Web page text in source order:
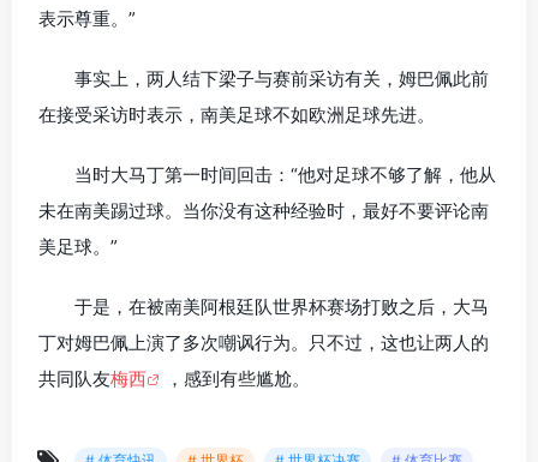
表示尊重。”
事实上，两人结下梁子与赛前采访有关，姆巴佩此前
在接受采访时表示，南美足球不如欧洲足球先进。
当时大马丁第一时间回击：“他对足球不够了解，他从
未在南美踢过球。当你没有这种经验时，最好不要评论南
美足球。”
于是，在被南美阿根廷队世界杯赛场打败之后，大马
丁对姆巴佩上演了多次嘲讽行为。只不过，这也让两人的
共同队友梅西 ，感到有些尴尬。